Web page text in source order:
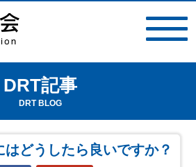
DRT記事
DRT BLOG
はどうしたら良いですか？